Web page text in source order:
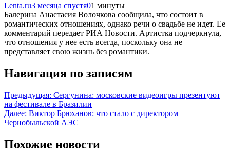
Lenta.ru3 месяца спустя01 минуты
Балерина Анастасия Волочкова сообщила, что состоит в
романтических отношениях, однако речи о свадьбе не идет. Ее
комментарий передает РИА Новости. Артистка подчеркнула,
что отношения у нее есть всегда, поскольку она не
представляет свою жизнь без романтики.
Навигация по записям
Предыдущая: Сергунина: московские видеоигры презентуют
на фестивале в Бразилии
Далее: Виктор Брюханов: что стало с директором
Чернобыльской АЭС
Похожие новости